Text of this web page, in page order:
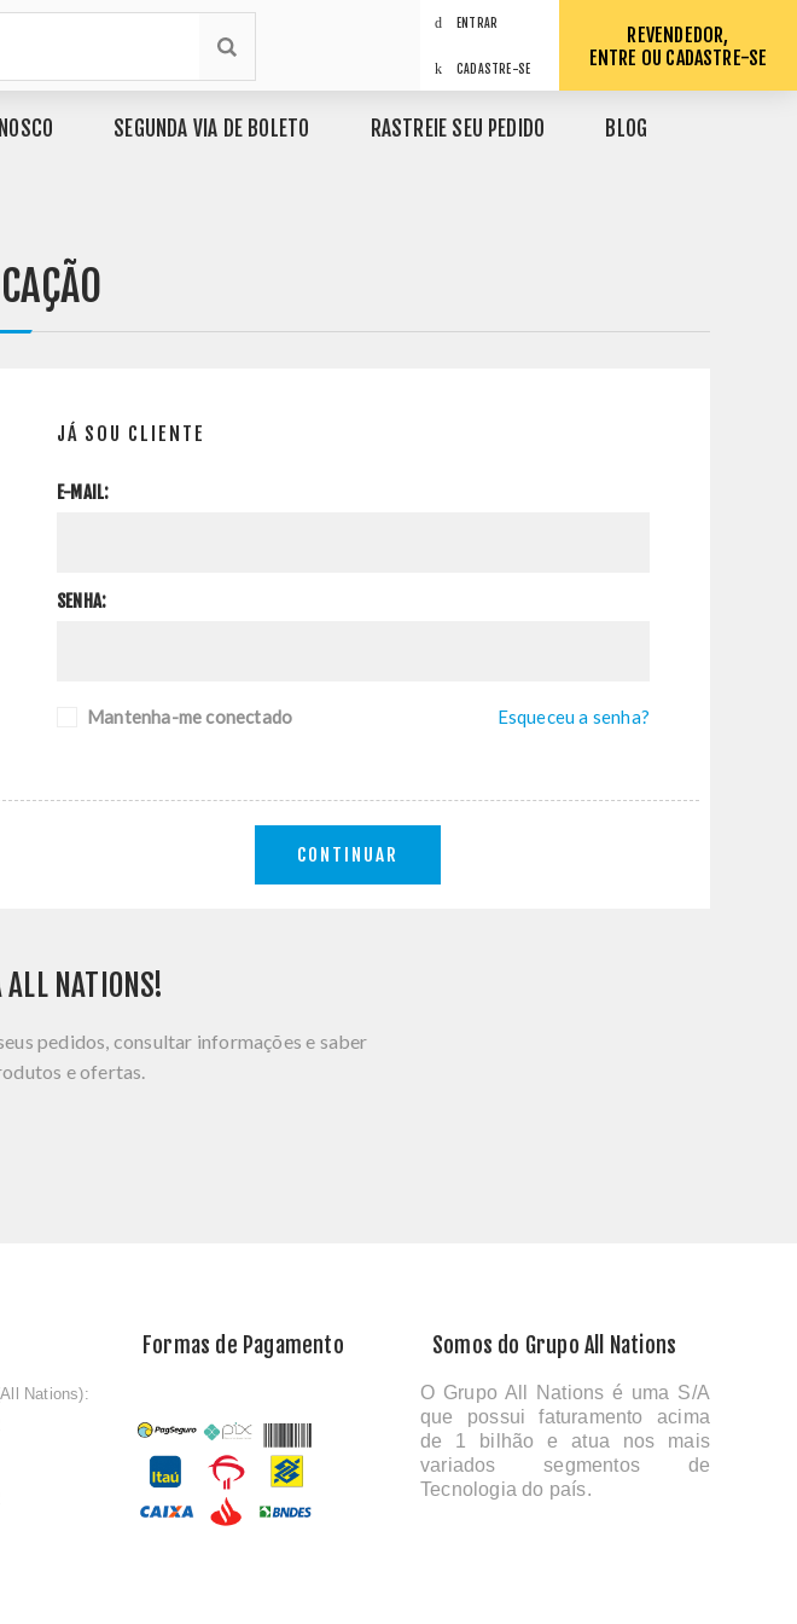
ENTRAR
CADASTRE-SE
REVENDEDOR,
ENTRE OU CADASTRE-SE
SEGUNDA VIA DE BOLETO RASTREIE SEU PEDIDO BLOG
JÁ SOU CLIENTE
E-MAIL:
SENHA:
Mantenha-me conectado Esqueceu a senha?
CONTINUAR
NATIONS!
pedidos, consultar informações e saber
e ofertas.
Nations):
Formas de Pagamento Somos do Grupo All Nations
O Grupo All Nations é uma S/A
que possui faturamento acima
de 1 bilhão e atua nos mais
variados segmentos de
Tecnologia do país.